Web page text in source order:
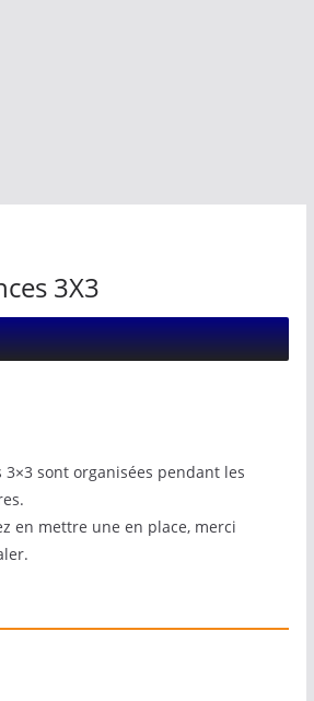
3X3
3×3 sont organisées pendant les
en mettre une en place, merci